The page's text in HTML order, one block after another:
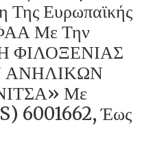
Της Ευρωπαϊκής
Με Την
ΦΙΛΟΞΕΝΙΑΣ
Με
6001662, Έως